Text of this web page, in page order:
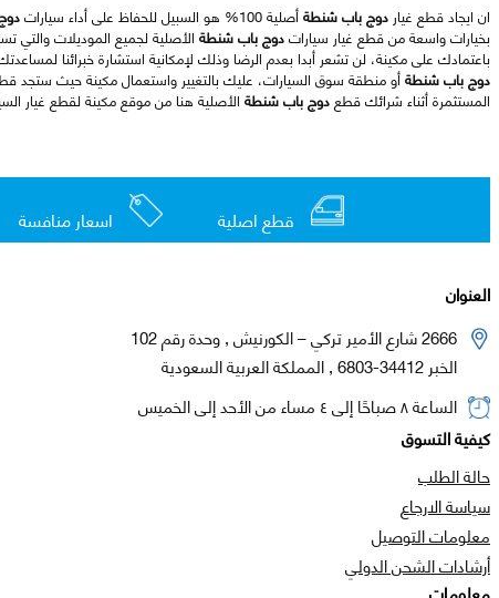
ان ايجاد قطع غيار دوج باب شنطةأصلية 100% هو السبيل للحفاظ على أداء سيارات
بخيارات واسعة من قطع غيار سياراتدوج باب شنطة الأصلية لجميع الموديلات
باعتمادك على مكينة، لن تشعر أبدا بعدم الرضا وذلك لإمكانية استشارة خبرائنا
دوج باب شنطةأو منطقة سوق السيارات، عليك بالتغيير واستعمال مكينة حيث ستجد
المستثمرة أثناء شرائك قطع دوج باب شنطة الأصلية هنا من موقع مكينة لقطع غيار
قطع اصلية اسعار منافسة
العنوان
2666 شارع الأمير تركي – الكورنيش , وحدة رقم 102
الخبر 34412-6803 , المملكة العربية السعودية
الساعة ٨ صباحًا إلى ٤ مساء من الأحد إلى الخميس
كيفية التسوق
حالة الطلب
سياسة الارجاع
معلومات التوصيل
أرشادات الشحن الدولي